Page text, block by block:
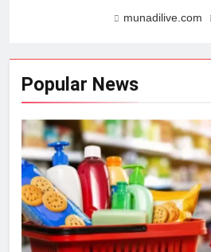
munadilive.com
Popular News